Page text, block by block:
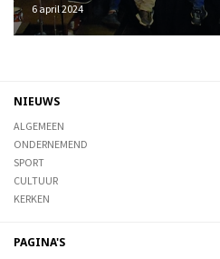
6 april 2024
NIEUWS
ALGEMEEN
ONDERNEMEND
SPORT
CULTUUR
KERKEN
PAGINA'S